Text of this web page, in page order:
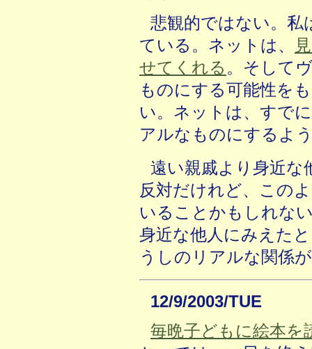
悲観的ではない。私
ている。ネットは、
せてくれる 。そして
ものにする可能性を
い。ネットは、すで
アルなものにするよ
遠い親戚より身近な
反対だけれど、この
いることかもしれな
身近な他人にみえた
うしのリアルな関係
12/9/2003/TUE
毎晩子どもに絵本を